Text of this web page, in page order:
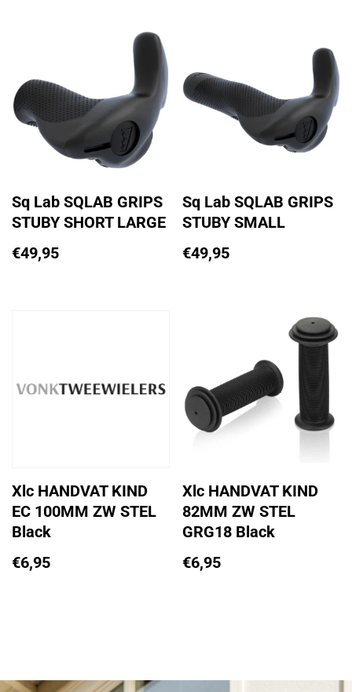
Sq Lab SQLAB GRIPS
STUBY SHORT LARGE
€49,95
Sq Lab SQLAB GRIPS
STUBY SMALL
€49,95
Xlc HANDVAT KIND
EC 100MM ZW STEL
Black
€6,95
Xlc HANDVAT KIND
82MM ZW STEL
GRG18 Black
€6,95